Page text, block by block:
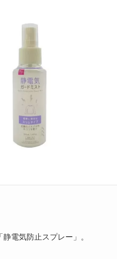
電気防止スプレー」。